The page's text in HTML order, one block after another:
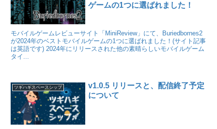
ゲームの1つに選ばれました！
モバイルゲームレビューサイト「MiniReview」にて、Buriedbornes2
が2024年のベストモバイルゲームの1つに選ばれました！(サイト記事
は英語です) 2024年にリリースされた他の素晴らしいモバイルゲーム
タイ...
ツギハギスペースシップ
v1.0.5 リリースと、配信終了予定
について